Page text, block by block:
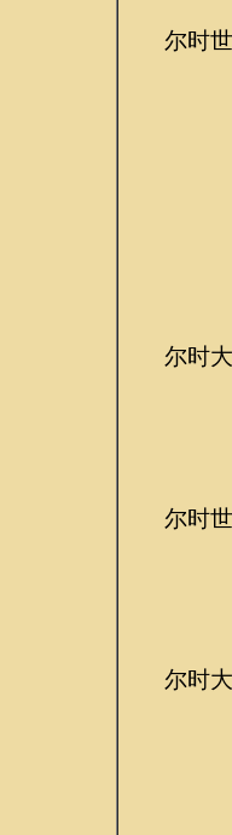
尔时世
尔时大
尔时世
尔时大